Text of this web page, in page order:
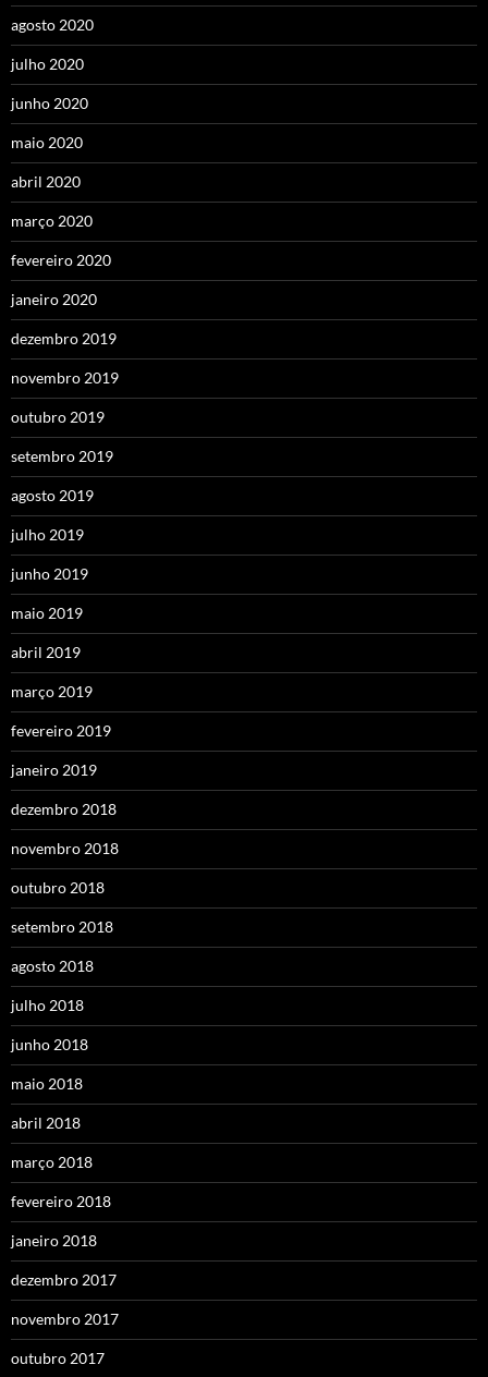
agosto 2020
julho 2020
junho 2020
maio 2020
abril 2020
março 2020
fevereiro 2020
janeiro 2020
dezembro 2019
novembro 2019
outubro 2019
setembro 2019
agosto 2019
julho 2019
junho 2019
maio 2019
abril 2019
março 2019
fevereiro 2019
janeiro 2019
dezembro 2018
novembro 2018
outubro 2018
setembro 2018
agosto 2018
julho 2018
junho 2018
maio 2018
abril 2018
março 2018
fevereiro 2018
janeiro 2018
dezembro 2017
novembro 2017
outubro 2017